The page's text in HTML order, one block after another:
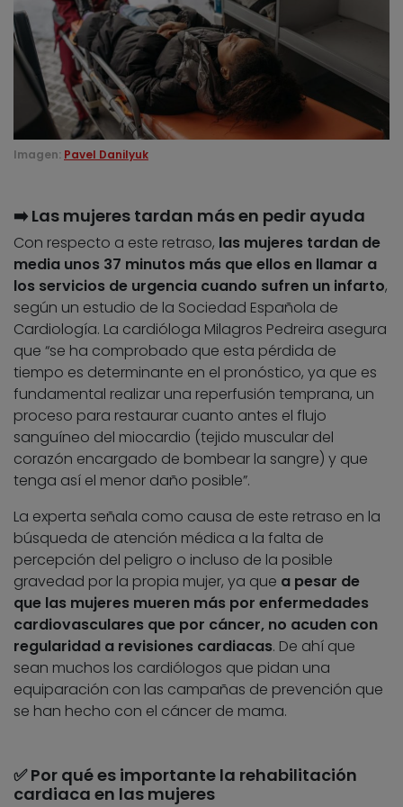
Imagen: Pavel Danilyuk
➡️ Las mujeres tardan más en pedir ayuda
Con respecto a este retraso, las mujeres tardan de
media unos 37 minutos más que ellos en llamar a
los servicios de urgencia cuando sufren un infarto,
según un estudio de la Sociedad Española de
Cardiología. La cardióloga Milagros Pedreira asegura
que “se ha comprobado que esta pérdida de
tiempo es determinante en el pronóstico, ya que es
fundamental realizar una reperfusión temprana, un
proceso para restaurar cuanto antes el flujo
sanguíneo del miocardio (tejido muscular del
corazón encargado de bombear la sangre) y que
tenga así el menor daño posible”.
La experta señala como causa de este retraso en la
búsqueda de atención médica a la falta de
percepción del peligro o incluso de la posible
gravedad por la propia mujer, ya que a pesar de
que las mujeres mueren más por enfermedades
cardiovasculares que por cáncer, no acuden con
regularidad a revisiones cardiacas. De ahí que
sean muchos los cardiólogos que pidan una
equiparación con las campañas de prevención que
se han hecho con el cáncer de mama.
✅ Por qué es importante la rehabilitación
cardiaca en las mujeres